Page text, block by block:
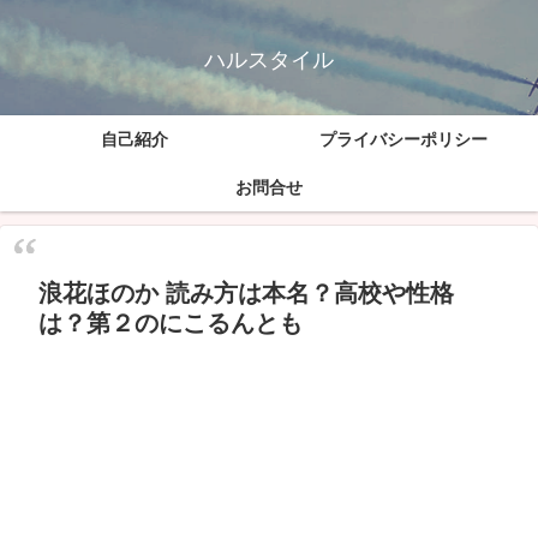
ハルスタイル
自己紹介 プライバシーポリシー
お問合せ
浪花ほのか 読み方は本名？高校や性格
は？第２のにこるんとも